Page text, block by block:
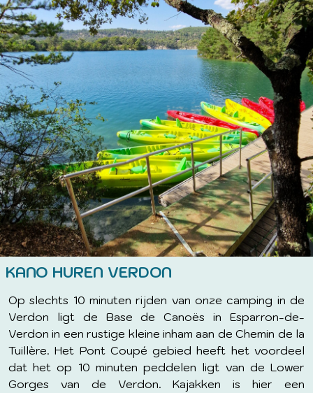
KANO HUREN VERDON
Op slechts 10 minuten rijden van onze camping in de
Verdon ligt de Base de Canoës in Esparron-de-
Verdon in een rustige kleine inham aan de Chemin de la
Tuillère. Het Pont Coupé gebied heeft het voordeel
dat het op 10 minuten peddelen ligt van de Lower
Gorges van de Verdon. Kajakken is hier een